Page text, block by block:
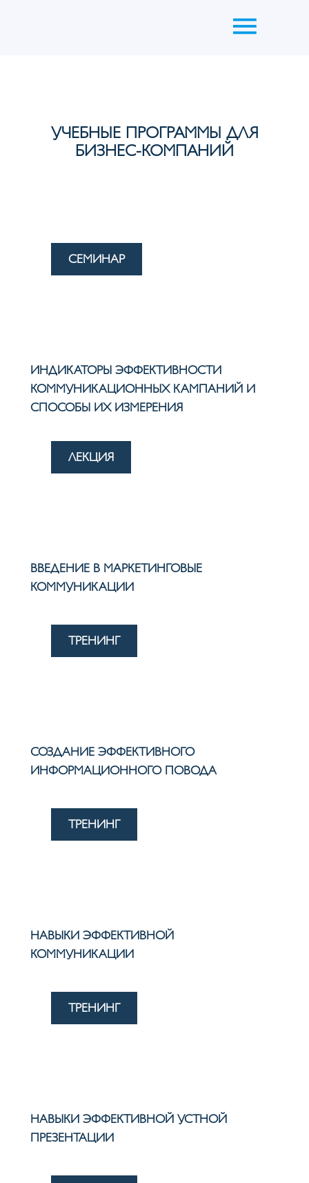
УЧЕБНЫЕ ПРОГРАММЫ ДЛЯ
БИЗНЕС-КОМПАНИЙ
СЕМИНАР
ИНДИКАТОРЫ ЭФФЕКТИВНОСТИ
КОММУНИКАЦИОННЫХ КАМПАНИЙ И
СПОСОБЫ ИХ ИЗМЕРЕНИЯ
ЛЕКЦИЯ
ВВЕДЕНИЕ В МАРКЕТИНГОВЫЕ
КОММУНИКАЦИИ
ТРЕНИНГ
СОЗДАНИЕ ЭФФЕКТИВНОГО
ИНФОРМАЦИОННОГО ПОВОДА
ТРЕНИНГ
НАВЫКИ ЭФФЕКТИВНОЙ
КОММУНИКАЦИИ
ТРЕНИНГ
НАВЫКИ ЭФФЕКТИВНОЙ УСТНОЙ
ПРЕЗЕНТАЦИИ